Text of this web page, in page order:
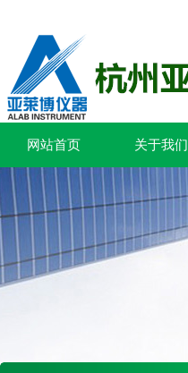
网站首页 关于我们